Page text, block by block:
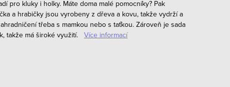
pro kluky i holky. Máte doma malé pomocníky? Pak
a hrabičky jsou vyrobeny z dřeva a kovu, takže vydrží a
třeba s mamkou nebo s taťkou. Zároveň je sada
takže má široké využití.
Více informací